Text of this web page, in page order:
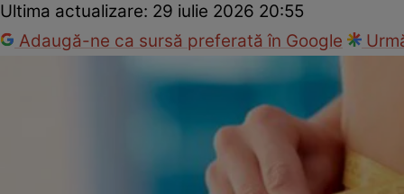
Ultima actualizare: 29 iulie 2026 20:55
Adaugă-ne ca sursă preferată în Google